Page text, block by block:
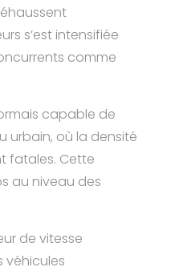
s’est intensifiée
comme
capable de
urbain, où la densité
fatales. Cette
au niveau des
de vitesse